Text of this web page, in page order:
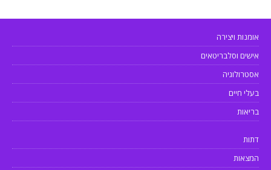
אומנות ויצירה
אישים וסלבריטאים
אסטרולוגיה
בעלי חיים
בריאות
דתות
המצאות